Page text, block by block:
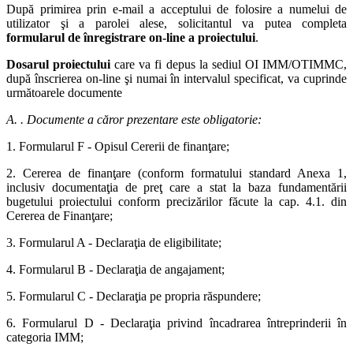
După primirea prin e-mail a acceptului de folosire a numelui de
utilizator şi a parolei alese, solicitantul va putea completa
formularul de înregistrare on-line a proiectului.
Dosarul proiectului care va fi depus la sediul OI IMM/OTIMMC,
după înscrierea on-line şi numai în intervalul specificat, va cuprinde
următoarele documente
A. . Documente a căror prezentare este obligatorie:
1. Formularul F - Opisul Cererii de finanţare;
2. Cererea de finanţare (conform formatului standard Anexa 1,
inclusiv documentaţia de preţ care a stat la baza fundamentării
bugetului proiectului conform precizărilor făcute la cap. 4.1. din
Cererea de Finanţare;
3. Formularul A - Declaraţia de eligibilitate;
4. Formularul B - Declaraţia de angajament;
5. Formularul C - Declaraţia pe propria răspundere;
6. Formularul D - Declaraţia privind încadrarea întreprinderii în
categoria IMM;